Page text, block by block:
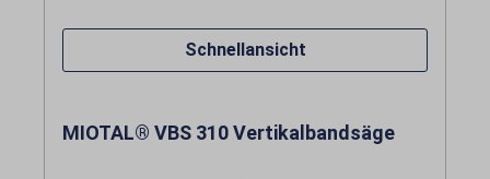
Schnellansicht
MIOTAL® VBS 310 Vertikalbandsäge